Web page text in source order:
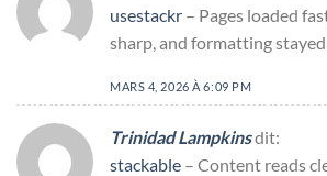
usestackr – Pages loaded
sharp, and formatting
MARS 4, 2026 À 6:09 PM
Trinidad Lampkinsdit:
stackable – Content reads